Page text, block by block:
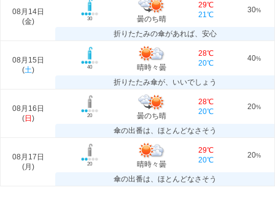
08月14日
(金) 30 曇のち晴
29℃
21℃
30%
折りたたみの傘があれば、安心
08月15日
(土) 40 晴時々曇
28℃
20℃
40%
折りたたみ傘が、いいでしょう
08月16日
(日 ) 20 曇のち晴
28℃
20℃
20%
傘の出番は、ほとんどなさそう
08月17日
(月 ) 20 晴時々曇
29℃
20℃
20%
傘の出番は、ほとんどなさそう